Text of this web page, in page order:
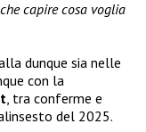
capire cosa voglia
dunque sia nelle
con la
, tra conferme e
del 2025.